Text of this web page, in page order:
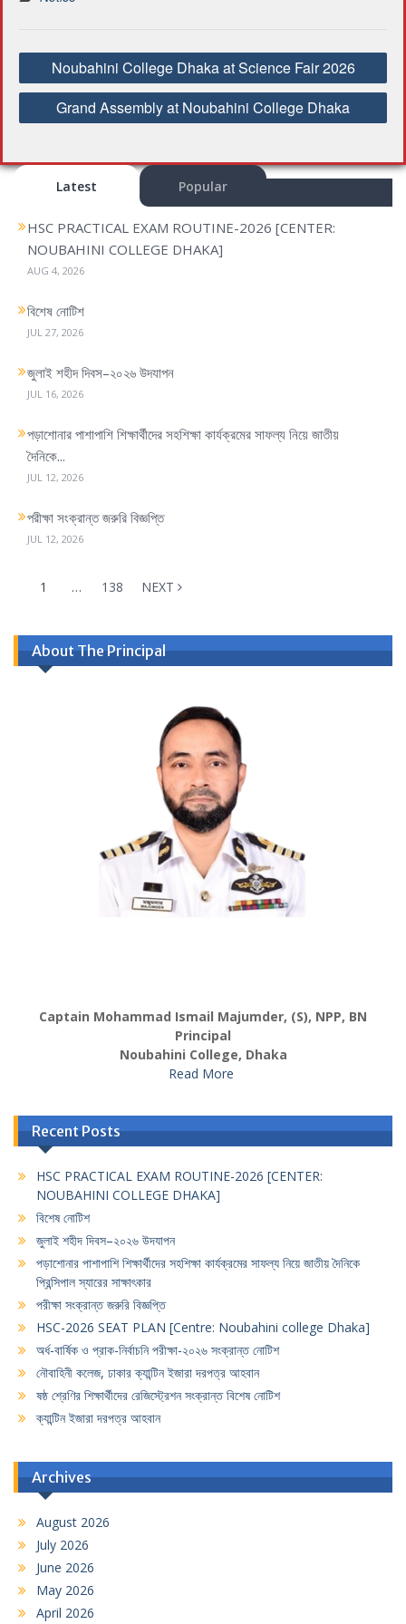
P
o
t
a
g
a
t
o
n
Noubahini College Dhaka at Science Fair 2026
Grand Assembly at Noubahini College Dhaka
Latest Popular
HSC PRACTICAL EXAM ROUTINE-2026 [CENTER:
NOUBAHINI COLLEGE DHAKA]
AUG 4, 2026
বিশেষ নোটিশ
JUL 27, 2026
জুলাই শহীদ দিবস–২০২৬ উদযাপন
JUL 16, 2026
পড়াশোনার পাশাপাশি শিক্ষার্থীদের সহশিক্ষা কার্যক্রমের সাফল্য নিয়ে জাতীয়
দৈনিকে...
JUL 12, 2026
পরীক্ষা সংক্রান্ত জরুরি বিজ্ঞপ্তি
JUL 12, 2026
1 … 138 NEXT
About The Principal
Captain Mohammad Ismail Majumder, (S), NPP, BN
Principal
Noubahini College, Dhaka
Read More
Recent Posts
HSC PRACTICAL EXAM ROUTINE-2026 [CENTER:
NOUBAHINI COLLEGE DHAKA]
বিশেষ নোটিশ
জুলাই শহীদ দিবস–২০২৬ উদযাপন
পড়াশোনার পাশাপাশি শিক্ষার্থীদের সহশিক্ষা কার্যক্রমের সাফল্য নিয়ে জাতীয় দৈনিকে
প্রিন্সিপাল স্যারের সাক্ষাৎকার
পরীক্ষা সংক্রান্ত জরুরি বিজ্ঞপ্তি
HSC-2026 SEAT PLAN [Centre: Noubahini college Dhaka]
অর্ধ-বার্ষিক ও প্রাক-নির্বাচনি পরীক্ষা-২০২৬ সংক্রান্ত নোটিশ
নৌবাহিনী কলেজ, ঢাকার ক্যান্টিন ইজারা দরপত্র আহবান
ষষ্ঠ শ্রেণির শিক্ষার্থীদের রেজিস্ট্রেশন সংক্রান্ত বিশেষ নোটিশ
ক্যান্টিন ইজারা দরপত্র আহবান
Archives
August 2026
July 2026
June 2026
May 2026
April 2026